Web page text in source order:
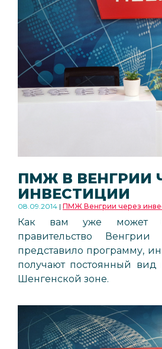
ПМЖ В ВЕНГРИИ
ИНВЕСТИЦИИ
08.09.2014 ПМЖ Венгрии через
Как вам уже может
правительство
представило программу,
получают постоянный вид
Шенгенской зоне.